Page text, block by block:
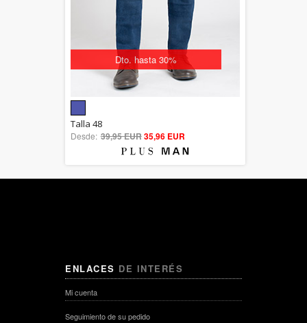
Dto. hasta 30%
out of 5
Talla 48
Desde: 39,95 EUR35,96 EUR
ENLACES DE INTERÉS
Mi cuenta
Seguimiento de su pedido